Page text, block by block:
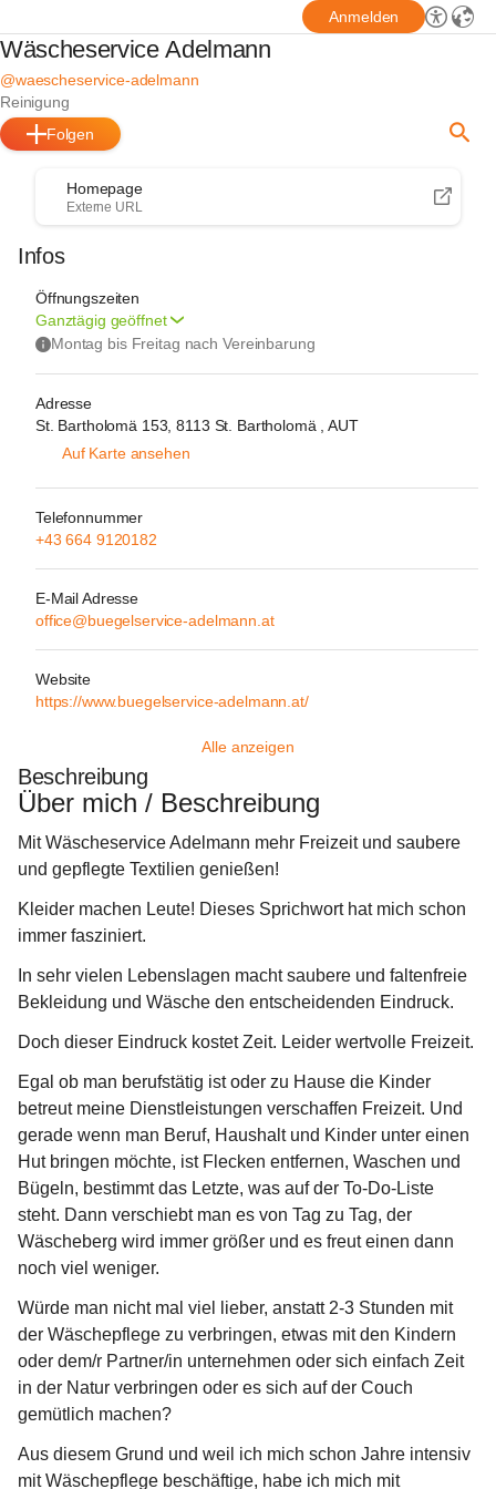
Anmelden
Wäscheservice Adelmann
@waescheservice-adelmann
Reinigung
Folgen
Homepage
Externe URL
Infos
Öffnungszeiten
Ganztägig geöffnet
Adresse
St. Bartholomä 153, 8113 St. Bartholomä , AUT
Auf Karte ansehen
Telefonnummer
+43 664 9120182
E-Mail Adresse
office@buegelservice-adelmann.at
Website
https://www.buegelservice-adelmann.at/
Alle anzeigen
Beschreibung
Über mich / Beschreibung
Mit Wäscheservice Adelmann mehr Freizeit und saubere
und gepflegte Textilien genießen!
Kleider machen Leute! Dieses Sprichwort hat mich schon
immer fasziniert.
In sehr vielen Lebenslagen macht saubere und faltenfreie
Bekleidung und Wäsche den entscheidenden Eindruck.
Doch dieser Eindruck kostet Zeit. Leider wertvolle Freizeit.
Egal ob man berufstätig ist oder zu Hause die Kinder
betreut meine Dienstleistungen verschaffen Freizeit. Und
gerade wenn man Beruf, Haushalt und Kinder unter einen
Hut bringen möchte, ist Flecken entfernen, Waschen und
Bügeln, bestimmt das Letzte, was auf der To-Do-Liste
steht. Dann verschiebt man es von Tag zu Tag, der
Wäscheberg wird immer größer und es freut einen dann
noch viel weniger.
Würde man nicht mal viel lieber, anstatt 2-3 Stunden mit
der Wäschepflege zu verbringen, etwas mit den Kindern
oder dem/r Partner/in unternehmen oder sich einfach Zeit
in der Natur verbringen oder es sich auf der Couch
gemütlich machen?
Aus diesem Grund und weil ich mich schon Jahre intensiv
mit Wäschepflege beschäftige, habe ich mich mit